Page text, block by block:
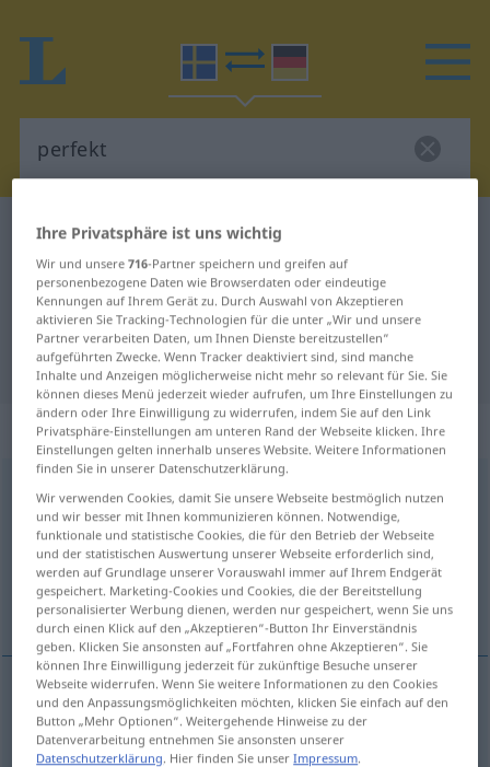
Schwedisch-Deutsch Wörterbuch
Schwedisch-Deutsch Übersetzung
für "perfekt"
"perfekt" Deutsch Übersetzung
„perfekt“: Adjektiv, Eigenschaftswort
perfekt [pærˈfɛkt] adj
Übersicht aller Übersetzungen
(Für mehr Details die Übersetzung anklicken/antippen)
perfekt, vollkommen
perfekt,vollkommen perfekt
Ihre Privatsphäre ist uns wichtig
Wir und unsere716-Partner speichern und greifen auf
personenbezogene Daten wie Browserdaten oder eindeutige
Kennungen auf Ihrem Gerät zu. Durch Auswahl von Akzeptieren
aktivieren Sie Tracking-Technologien für die unter „Wir und unsere
Partner verarbeiten Daten, um Ihnen Dienste bereitzustellen“
aufgeführten Zwecke. Wenn Tracker deaktiviert sind, sind manche
Inhalte und Anzeigen möglicherweise nicht mehr so relevant für Sie. Sie
können dieses Menü jederzeit wieder aufrufen, um Ihre Einstellungen zu
ändern oder Ihre Einwilligung zu widerrufen, indem Sie auf den Link
Privatsphäre-Einstellungen am unteren Rand der Webseite klicken. Ihre
Einstellungen gelten innerhalb unseres Website. Weitere Informationen
finden Sie in unserer Datenschutzerklärung.
Wir verwenden Cookies, damit Sie unsere Webseite bestmöglich nutzen
und wir besser mit Ihnen kommunizieren können. Notwendige,
funktionale und statistische Cookies, die für den Betrieb der Webseite
und der statistischen Auswertung unserer Webseite erforderlich sind,
werden auf Grundlage unserer Vorauswahl immer auf Ihrem Endgerät
gespeichert. Marketing-Cookies und Cookies, die der Bereitstellung
personalisierter Werbung dienen, werden nur gespeichert, wenn Sie uns
durch einen Klick auf den „Akzeptieren“-Button Ihr Einverständnis
geben. Klicken Sie ansonsten auf „Fortfahren ohne Akzeptieren“. Sie
können Ihre Einwilligung jederzeit für zukünftige Besuche unserer
Webseite widerrufen. Wenn Sie weitere Informationen zu den Cookies
und den Anpassungsmöglichkeiten möchten, klicken Sie einfach auf den
Button „Mehr Optionen“. Weitergehende Hinweise zu der
Datenverarbeitung entnehmen Sie ansonsten unserer
Datenschutzerklärung. Hier finden Sie unserImpressum.